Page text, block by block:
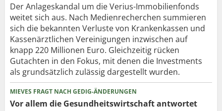
Der Anlageskandal um die Verius-Immobilienfonds
weitet sich aus. Nach Medienrecherchen summieren
sich die bekannten Verluste von Krankenkassen und
Kassenärztlichen Vereinigungen inzwischen auf
knapp 220 Millionen Euro. Gleichzeitig rücken
Gutachten in den Fokus, mit denen die Investments
als grundsätzlich zulässig dargestellt wurden.
MIEVES FRAGT NACH GEDIG-ÄNDERUNGEN
Vor allem die Gesundheits­wirtschaft antwortet